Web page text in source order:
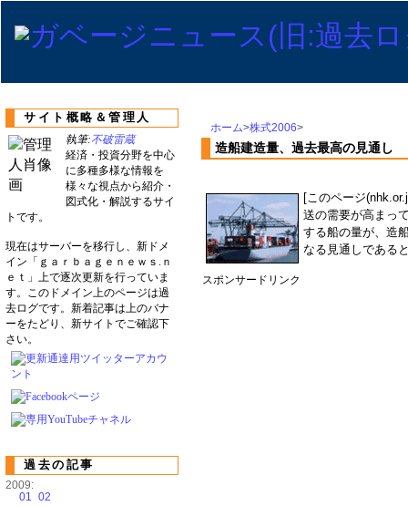
ホーム>株式2006>
造船建造量、過去最高の見通し
[このページ
送の需要が高まっ
する船の量が、造
なる見通しである
スポンサードリンク
サイト概略＆管理人
執筆:不破雷蔵
経済・投資分野を中心
に多種多様な情報を
様々な視点から紹介・
図式化・解説するサイ
トです。
現在はサーバーを移行し、新ドメ
イン「ｇａｒｂａｇｅｎｅｗｓ.ｎ
ｅｔ」上で逐次更新を行っていま
す。このドメイン上のページは過
去ログです。新着記事は上のバナ
ーをたどり、新サイトでご確認下
さい。
過去の記事
2009:
01 02